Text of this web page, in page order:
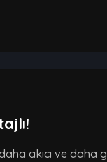
akıcı ve daha